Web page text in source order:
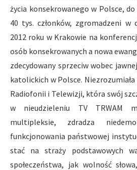
życia konsekrowanego w Polsce,
40 tys. członków, zgromadzeni w
2012 roku w Krakowie na
osób konsekrowanych a nowa
zdecydowany sprzeciw wobec
katolickich w Polsce.
Radiofonii i Telewizji, która swój
w nieudzieleniu TV TRWAM
multipleksie, zdradza
funkcjonowania państwowej
stać na straży podstawowych
społeczeństwa, jak wolność